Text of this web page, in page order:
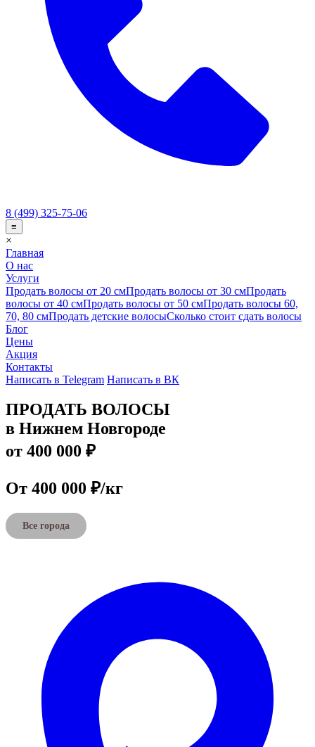
8 (499) 325-75-06
≡
×
Главная
О нас
Услуги
Продать волосы от 20 смПродать волосы от 30 смПродать
волосы от 40 смПродать волосы от 50 смПродать волосы 60,
70, 80 смПродать детские волосыСколько стоит сдать волосы
Блог
Цены
Акция
Контакты
Написать в Telegram Написать в ВК
ПРОДАТЬ ВОЛОСЫ
в Нижнем Новгороде
от 400 000 ₽
От 400 000 ₽/кг
Все города